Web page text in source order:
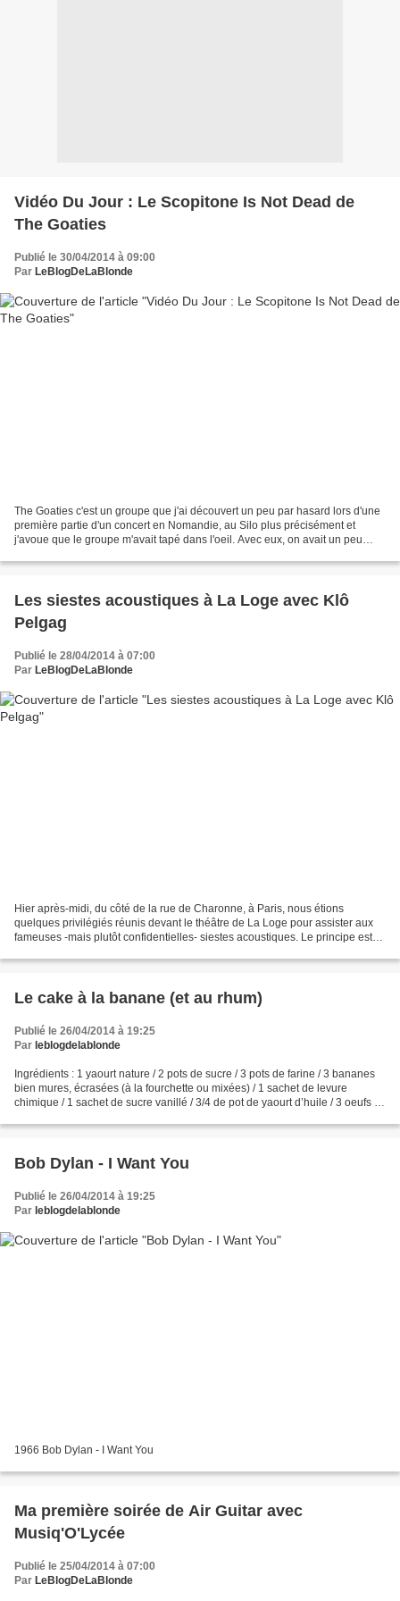
Vidéo Du Jour : Le Scopitone Is Not Dead de
The Goaties
Publié le 30/04/2014 à 09:00
Par LeBlogDeLaBlonde
The Goaties c'est un groupe que j'ai découvert un peu par hasard lors d'une
première partie d'un concert en Nomandie, au Silo plus précisément et
j'avoue que le groupe m'avait tapé dans l'oeil. Avec eux, on avait un peu
Les siestes acoustiques à La Loge avec Klô
Pelgag
Publié le 28/04/2014 à 07:00
Par LeBlogDeLaBlonde
Hier après-midi, du côté de la rue de Charonne, à Paris, nous étions
quelques privilégiés réunis devant le théâtre de La Loge pour assister aux
fameuses -mais plutôt confidentielles- siestes acoustiques. Le principe est
Le cake à la banane (et au rhum)
Publié le 26/04/2014 à 19:25
Par leblogdelablonde
Ingrédients : 1 yaourt nature / 2 pots de sucre / 3 pots de farine / 3 bananes
bien mures, écrasées (à la fourchette ou mixées) / 1 sachet de levure
chimique / 1 sachet de sucre vanillé / 3/4 de pot de yaourt d’huile / 3 oeufs / 3
Bob Dylan - I Want You
Publié le 26/04/2014 à 19:25
Par leblogdelablonde
1966 Bob Dylan - I Want You
Ma première soirée de Air Guitar avec
Musiq'O'Lycée
Publié le 25/04/2014 à 07:00
Par LeBlogDeLaBlonde